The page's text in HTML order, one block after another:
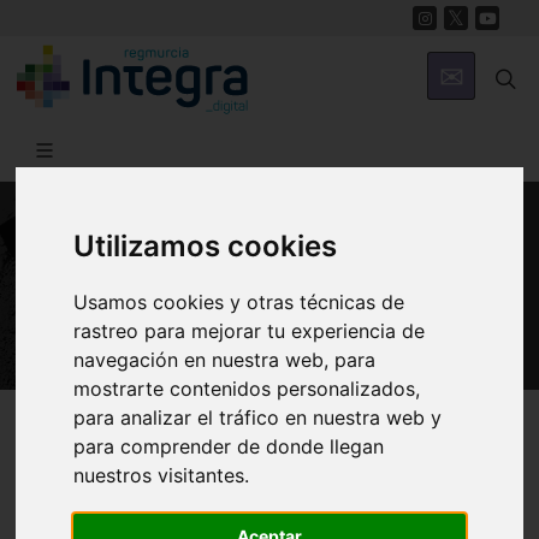
Utilizamos cookies
Usamos cookies y otras técnicas de
rastreo para mejorar tu experiencia de
navegación en nuestra web, para
mostrarte contenidos personalizados,
para analizar el tráfico en nuestra web y
para comprender de donde llegan
nuestros visitantes.
PATRIMONIO
Construcciones Civiles
Región de Murcia Digital Patrimonio Civil
Ayuntamientos